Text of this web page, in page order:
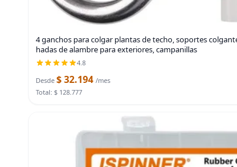
4 ganchos para colgar plantas de techo, soportes
hadas de alambre para exteriores, campanillas
4.8
Desde $ 32.194 /mes
Total: $ 128.777